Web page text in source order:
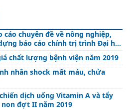
cáo chuyên đề về nông nghiệp,
báo cáo chính trị trình Đại hội
chất lượng bệnh viện năm 2019
nhân shock mất máu, chửa
dịch uống Vitamin A và tẩy
đợt II năm 2019